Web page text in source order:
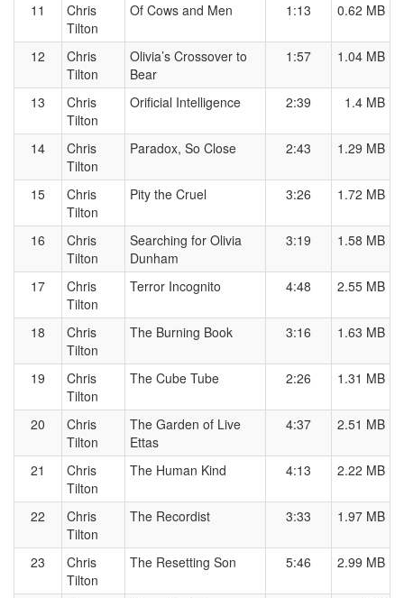
11
Chris
Tilton
Of Cows and Men 1:13 0.62 MB
12
Chris
Tilton
Olivia’s Crossover to
Bear
1:57 1.04 MB
13
Chris
Tilton
Orificial Intelligence 2:39 1.4 MB
14
Chris
Tilton
Paradox, So Close 2:43 1.29 MB
15
Chris
Tilton
Pity the Cruel 3:26 1.72 MB
16
Chris
Tilton
Searching for Olivia
Dunham
3:19 1.58 MB
17
Chris
Tilton
Terror Incognito 4:48 2.55 MB
18
Chris
Tilton
The Burning Book 3:16 1.63 MB
19
Chris
Tilton
The Cube Tube 2:26 1.31 MB
20
Chris
Tilton
The Garden of Live
Ettas
4:37 2.51 MB
21
Chris
Tilton
The Human Kind 4:13 2.22 MB
22
Chris
Tilton
The Recordist 3:33 1.97 MB
23
Chris
Tilton
The Resetting Son 5:46 2.99 MB